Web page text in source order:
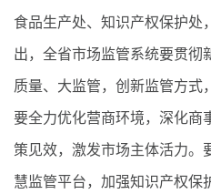
食品生产处、知识产权保护处
出，全省市场监管系统要贯彻
质量、大监管，创新监管方式
要全力优化营商环境，深化商
策见效，激发市场主体活力。
慧监管平台，加强知识产权保